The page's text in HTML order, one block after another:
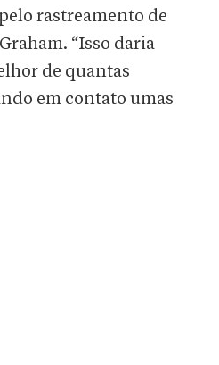
rastreamento de
“Isso daria
de quantas
em contato umas